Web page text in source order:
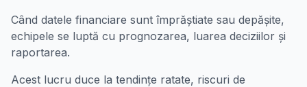
Când datele financiare sunt împrăștiate sau depășite,
echipele se luptă cu prognozarea, luarea deciziilor și
raportarea.
Acest lucru duce la tendințe ratate, riscuri de